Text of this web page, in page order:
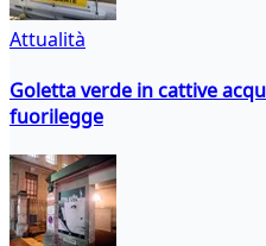
Attualità
Goletta verde in cattive
fuorilegge